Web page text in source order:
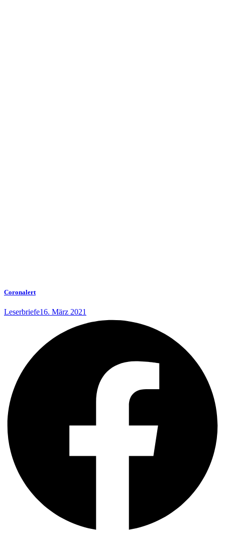
Coronalert
Leserbriefe16. März 2021